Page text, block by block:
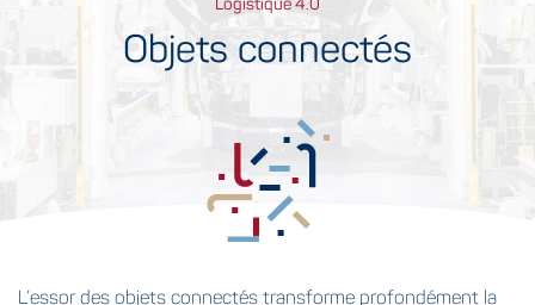
Logistique 4.0
Objets connectés
L’essor des objets connectés transforme profondément la